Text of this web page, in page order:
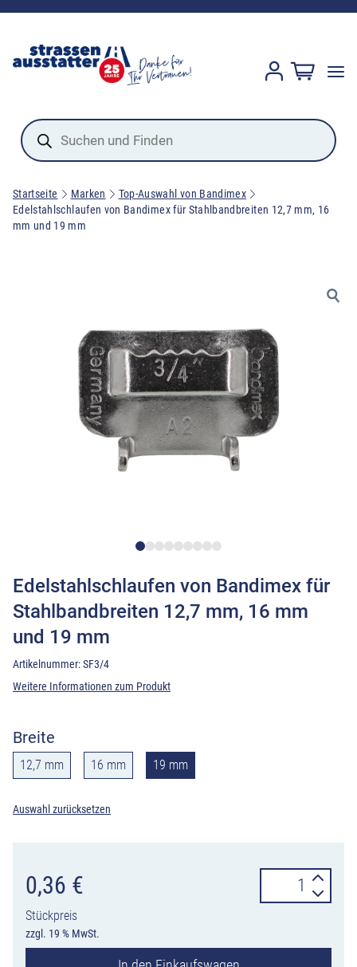
Products
search
Startseite Marken
Top-Auswahl von Bandimex
Edelstahlschlaufen von Bandimex für Stahlbandbreiten 12,7 mm, 16
mm und 19 mm
Edelstahlschlaufen von Bandimex für
Stahlbandbreiten 12,7 mm, 16 mm
und 19 mm
Artikelnummer:SF3/4
Weitere Informationen zum Produkt
Breite
12,7 mm 16 mm 19 mm
Auswahl zurücksetzen
0,36 €
Stückpreis
zzgl. 19 % MwSt.
von
für